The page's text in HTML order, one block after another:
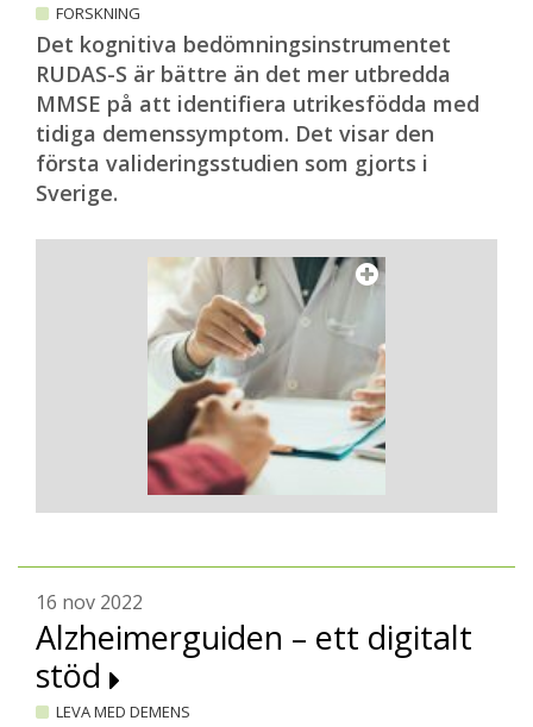
FORSKNING
Det kognitiva bedömningsinstrumentet
RUDAS-S är bättre än det mer utbredda
MMSE på att identifiera utrikesfödda med
tidiga demenssymptom. Det visar den
första valideringsstudien som gjorts i
Sverige.
16 nov 2022
Alzheimerguiden – ett digitalt
stöd
LEVA MED DEMENS